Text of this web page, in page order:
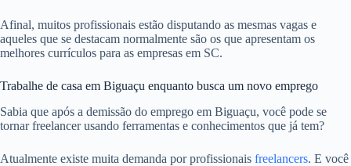
Afinal, muitos profissionais estão disputando as mesmas vagas e
aqueles que se destacam normalmente são os que apresentam os
melhores currículos para as empresas em SC.
Trabalhe de casa em Biguaçu enquanto busca um novo emprego
Sabia que após a demissão do emprego em Biguaçu, você pode se
tornar freelancer usando ferramentas e conhecimentos que já tem?
Atualmente existe muita demanda por profissionais freelancers. E você